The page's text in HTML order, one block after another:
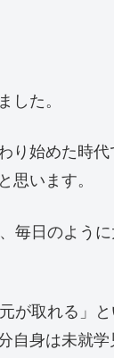
した。
り始めた時
思います。
毎日のよう
が取れる」
自身は未就